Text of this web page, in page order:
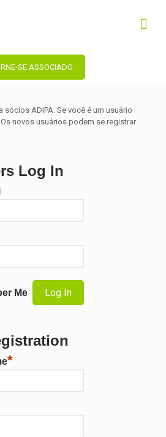
SE ASSOCIADO
sócios ADIPA. Se você é um usuário
novos usuários podem se registrar
Log In
Me
*